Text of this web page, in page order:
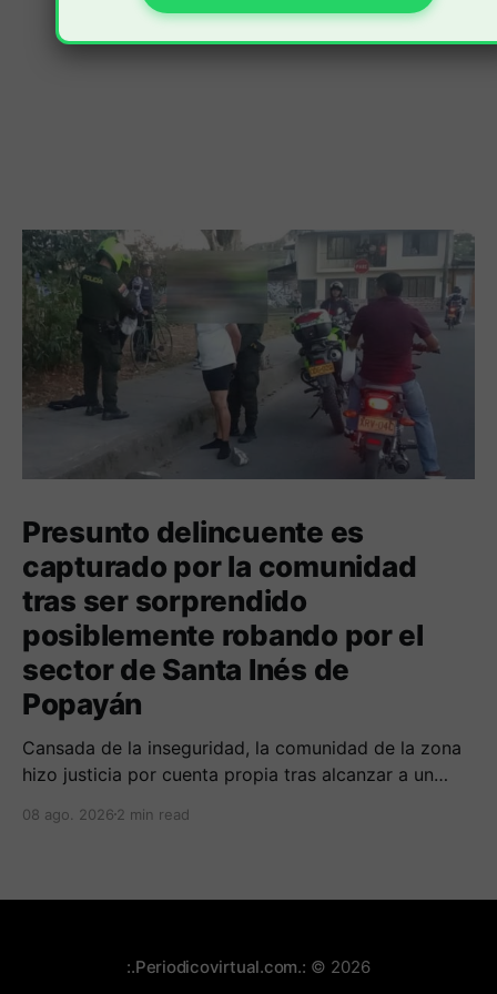
Presunto delincuente es
capturado por la comunidad
tras ser sorprendido
posiblemente robando por el
sector de Santa Inés de
Popayán
Cansada de la inseguridad, la comunidad de la zona
hizo justicia por cuenta propia tras alcanzar a un
comuna cuatro. La gente pedía que lo incineraran,
08 ago. 2026 2 min read
:.Periodicovirtual.com.: © 2026